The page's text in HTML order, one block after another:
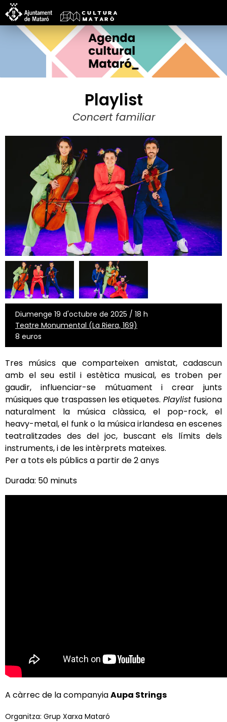
Playlist
Concert familiar
Diumenge 19 d'octubre de 2025 / 18 h
Teatre Monumental (La Riera, 169)
8 euros
Tres músics que comparteixen amistat, cadascun
amb el seu estil i estètica musical, es troben per
gaudir, influenciar-se mútuament i crear junts
músiques que traspassen les etiquetes. Playlist fusiona
naturalment la música clàssica, el pop-rock, el
heavy-metal, el funk o la música irlandesa en escenes
teatralitzades des del joc, buscant els límits dels
instruments, i de les intèrprets mateixes.
Per a tots els públics a partir de 2 anys
Durada: 50 minuts
A càrrec de la companyiaAupa Strings
Organitza: Grup Xarxa Mataró